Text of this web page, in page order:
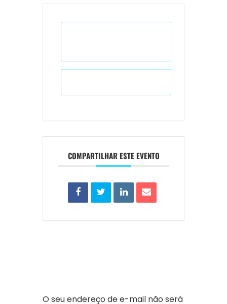
COMPARTILHAR ESTE EVENTO
O seu endereço de e-mail não será